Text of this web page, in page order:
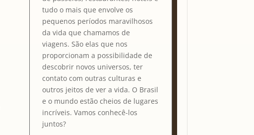
tudo o mais que envolve os
pequenos períodos maravilhosos
da vida que chamamos de
viagens. São elas que nos
proporcionam a possibilidade de
descobrir novos universos, ter
contato com outras culturas e
outros jeitos de ver a vida. O Brasil
e o mundo estão cheios de lugares
incríveis. Vamos conhecê-los
juntos?